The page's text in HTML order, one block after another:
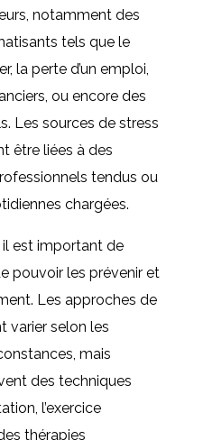
notamment des
tels que le
la perte d’un emploi,
ou encore des
Les sources de stress
être liées à des
tendus ou
chargées.
il est important de
pouvoir les prévenir et
Les approches de
varier selon les
mais
des techniques
l’exercice
thérapies